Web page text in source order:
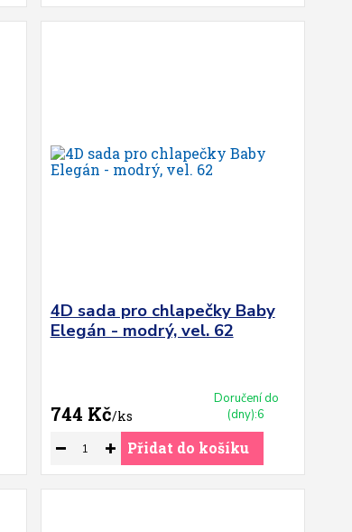
4D sada pro chlapečky Baby
Elegán - modrý, vel. 62
744 Kč/ks
Doručení do
(dny):6
Přidat do košíku